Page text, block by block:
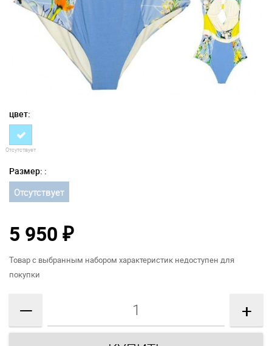
цвет:
Отсутствует
Размер: :
Отсутствует
5 950 ₽
Товар с выбранным набором характеристик недоступен для
покупки
— +